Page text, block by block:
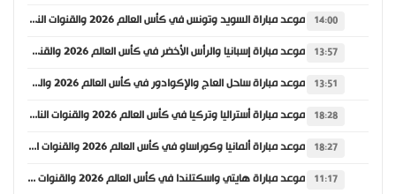
14:00 موعد مباراة السويد وتونس في كأس العالم 2026 والقنوات الناقلة
13:57 موعد مباراة إسبانيا والرأس الأخضر في كأس العالم 2026 والقنوات الناقلة
13:51 موعد مباراة ساحل العاج والإكوادور في كأس العالم 2026 والقنوات الناقلة
18:28 موعد مباراة أستراليا وتركيا في كأس العالم 2026 والقنوات الناقلة
18:27 موعد مباراة ألمانيا وكوراساو في كأس العالم 2026 والقنوات الناقلة
11:17 موعد مباراة هايتي واسكتلندا في كأس العالم 2026 والقنوات الناقلة